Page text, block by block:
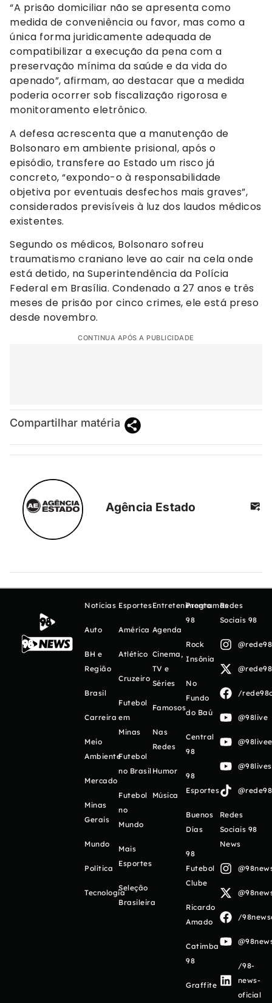
“A prisão domiciliar não se apresenta como
medida de conveniência ou favor, mas como a
única forma juridicamente adequada de
compatibilizar a execução da pena com a
preservação mínima da saúde e da vida do
apenado”, afirmam, ao destacar que a medida
poderia ocorrer sob fiscalização rigorosa e
monitoramento eletrônico.
A defesa acrescenta que a manutenção de
Bolsonaro em ambiente prisional, após o
episódio, transfere ao Estado um risco já
concreto, “expondo-o à responsabilidade
objetiva por eventuais desfechos mais graves”,
considerados previsíveis à luz dos laudos médicos
existentes.
Segundo os médicos, Bolsonaro sofreu
traumatismo craniano leve ao cair na cela onde
está detido, na Superintendência da Polícia
Federal em Brasília. Condenado a 27 anos e três
meses de prisão por cinco crimes, ele está preso
desde novembro.
CONTINUA APÓS A PUBLICIDADE
Compartilhar matéria
Agência Estado
Notícias
Auto
BH e
Região
Brasil
Carreira
Meio
Ambiente
Mercado
Minas
Gerais
Mundo
Política
Tecnologia
Esportes
América
Atlético
Cruzeiro
Futebol
em
Minas
Futebol
no Brasil
Futebol
no
Mundo
Mais
Esportes
Seleção
Brasileira
Entretenimento
Agenda
Cinema,
TV e
Séries
Famosos
Nas
Redes
Humor
Música
Programas
98
Rock
Insônia
No
Fundo
do Baú
Central
98
98
Esportes
Buenos
Días
98
Futebol
Clube
Ricardo
Amado
Catimba
98
Graffite
Redes
Sociais 98
/
@98live
Redes
Sociais 98
News
/
/98-
news-
oficial